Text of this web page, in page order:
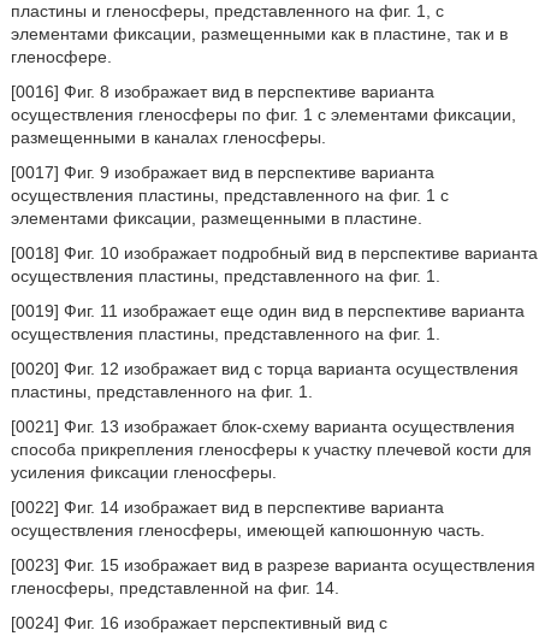
пластины и гленосферы, представленного на фиг. 1, с
элементами фиксации, размещенными как в пластине, так и в
гленосфере.
[0016] Фиг. 8 изображает вид в перспективе варианта
осуществления гленосферы по фиг. 1 с элементами фиксации,
размещенными в каналах гленосферы.
[0017] Фиг. 9 изображает вид в перспективе варианта
осуществления пластины, представленного на фиг. 1 с
элементами фиксации, размещенными в пластине.
[0018] Фиг. 10 изображает подробный вид в перспективе варианта
осуществления пластины, представленного на фиг. 1.
[0019] Фиг. 11 изображает еще один вид в перспективе варианта
осуществления пластины, представленного на фиг. 1.
[0020] Фиг. 12 изображает вид с торца варианта осуществления
пластины, представленного на фиг. 1.
[0021] Фиг. 13 изображает блок-схему варианта осуществления
способа прикрепления гленосферы к участку плечевой кости для
усиления фиксации гленосферы.
[0022] Фиг. 14 изображает вид в перспективе варианта
осуществления гленосферы, имеющей капюшонную часть.
[0023] Фиг. 15 изображает вид в разрезе варианта осуществления
гленосферы, представленной на фиг. 14.
[0024] Фиг. 16 изображает перспективный вид с